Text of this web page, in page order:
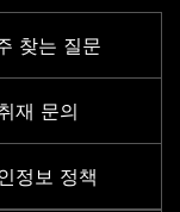
찾는 질문
재 문의
정보 정책